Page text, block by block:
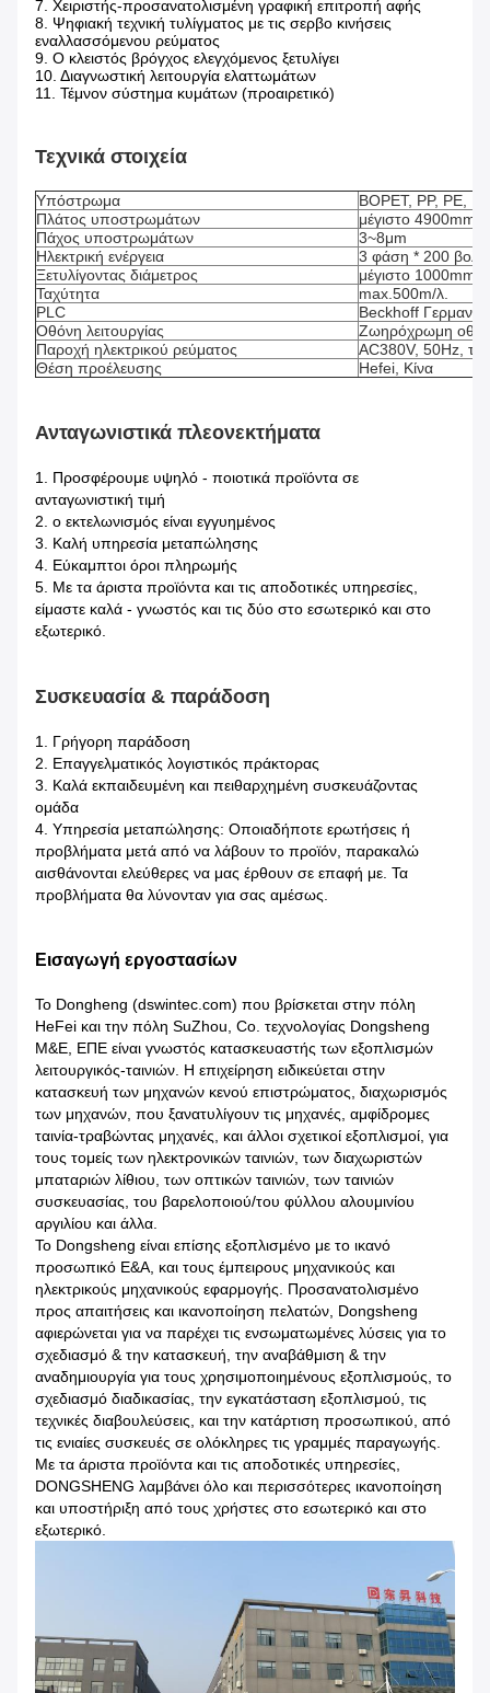
7. Χειριστής-προσανατολισμένη γραφική επιτροπή αφής
8. Ψηφιακή τεχνική τυλίγματος με τις σερβο κινήσεις
εναλλασσόμενου ρεύματος
9. Ο κλειστός βρόγχος ελεγχόμενος ξετυλίγει
10. Διαγνωστική λειτουργία ελαττωμάτων
11. Τέμνον σύστημα κυμάτων (προαιρετικό)
Τεχνικά στοιχεία
Υπόστρωμα
BOPET, PP, PE,
Πλάτος υποστρωμάτων
μέγιστο 4900mm
Πάχος υποστρωμάτων
3~8μm
Ηλεκτρική ενέργεια
3 φάση * 200 βολτ
Ξετυλίγοντας διάμετρος
μέγιστο 1000mm
Ταχύτητα
max.500m/λ.
PLC
Beckhoff Γερμανία
Οθόνη λειτουργίας
Ζωηρόχρωμη
Παροχή ηλεκτρικού ρεύματος
AC380V, 50Hz,
Θέση προέλευσης
Hefei, Κίνα
Ανταγωνιστικά πλεονεκτήματα
1. Προσφέρουμε υψηλό - ποιοτικά προϊόντα σε
ανταγωνιστική τιμή
2. ο εκτελωνισμός είναι εγγυημένος
3. Καλή υπηρεσία μεταπώλησης
4. Εύκαμπτοι όροι πληρωμής
5. Με τα άριστα προϊόντα και τις αποδοτικές υπηρεσίες,
είμαστε καλά - γνωστός και τις δύο στο εσωτερικό και στο
εξωτερικό.
Συσκευασία & παράδοση
1. Γρήγορη παράδοση
2. Επαγγελματικός λογιστικός πράκτορας
3. Καλά εκπαιδευμένη και πειθαρχημένη συσκευάζοντας
ομάδα
4. Υπηρεσία μεταπώλησης: Οποιαδήποτε ερωτήσεις ή
προβλήματα μετά από να λάβουν το προϊόν, παρακαλώ
αισθάνονται ελεύθερες να μας έρθουν σε επαφή με. Τα
προβλήματα θα λύνονταν για σας αμέσως.
Εισαγωγή εργοστασίων
Το Dongheng (dswintec.com) που βρίσκεται στην πόλη
HeFei και την πόλη SuZhou, Co. τεχνολογίας Dongsheng
M&E, ΕΠΕ είναι γνωστός κατασκευαστής των εξοπλισμών
λειτουργικός-ταινιών. Η επιχείρηση ειδικεύεται στην
κατασκευή των μηχανών κενού επιστρώματος, διαχωρισμός
των μηχανών, που ξανατυλίγουν τις μηχανές, αμφίδρομες
ταινία-τραβώντας μηχανές, και άλλοι σχετικοί εξοπλισμοί, για
τους τομείς των ηλεκτρονικών ταινιών, των διαχωριστών
μπαταριών λίθιου, των οπτικών ταινιών, των ταινιών
συσκευασίας, του βαρελοποιού/του φύλλου αλουμινίου
αργιλίου και άλλα.
Το Dongsheng είναι επίσης εξοπλισμένο με το ικανό
προσωπικό Ε&Α, και τους έμπειρους μηχανικούς και
ηλεκτρικούς μηχανικούς εφαρμογής. Προσανατολισμένο
προς απαιτήσεις και ικανοποίηση πελατών, Dongsheng
αφιερώνεται για να παρέχει τις ενσωματωμένες λύσεις για το
σχεδιασμό & την κατασκευή, την αναβάθμιση & την
αναδημιουργία για τους χρησιμοποιημένους εξοπλισμούς, το
σχεδιασμό διαδικασίας, την εγκατάσταση εξοπλισμού, τις
τεχνικές διαβουλεύσεις, και την κατάρτιση προσωπικού, από
τις ενιαίες συσκευές σε ολόκληρες τις γραμμές παραγωγής.
Με τα άριστα προϊόντα και τις αποδοτικές υπηρεσίες,
DONGSHENG λαμβάνει όλο και περισσότερες ικανοποίηση
και υποστήριξη από τους χρήστες στο εσωτερικό και στο
εξωτερικό.